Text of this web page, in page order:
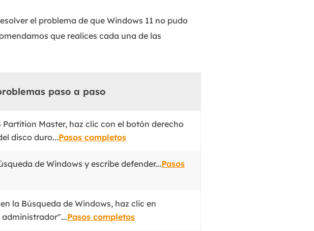
el problema de que Windows 11 no pudo
que realices cada una de las
paso a paso
Partition Master, haz clic con el botón derecho
disco duro...Pasos completos
de Windows y escribe defender...Pasos
la Búsqueda de Windows, haz clic en
Pasos completos